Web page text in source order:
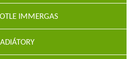
IMMERGAS